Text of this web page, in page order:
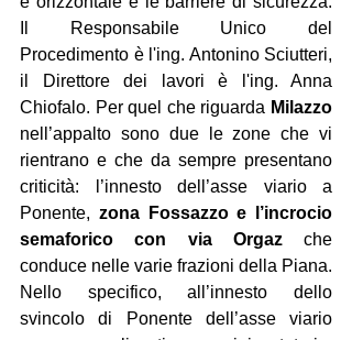
Il Responsabile Unico del
Procedimento è l'ing. Antonino Sciutteri,
il Direttore dei lavori è l'ing. Anna
Chiofalo. Per quel che riguarda Milazzo
nell’appalto sono due le zone che vi
rientrano e che da sempre presentano
criticità: l’innesto dell’asse viario a
Ponente, zona Fossazzo e l’incrocio
semaforico con via Orgaz che
conduce nelle varie frazioni della Piana.
Nello specifico, all’innesto dello
svincolo di Ponente dell’asse viario